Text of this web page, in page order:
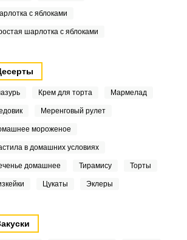
с яблоками
шарлотка с яблоками
Крем для торта Мармелад
Меренговый рулет
мороженое
в домашних условиях
домашнее Тирамису Торты
Цукаты Эклеры